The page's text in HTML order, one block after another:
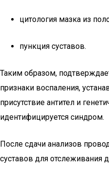
цитология мазка из
пункция суставов.
Таким образом,
признаки воспаления,
присутствие антител и
идентифицируется синдром.
После сдачи анализов
суставов для отслеживания